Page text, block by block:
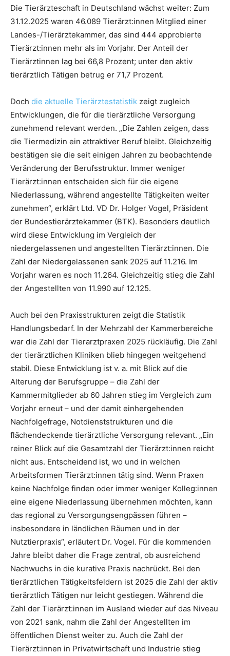
Die Tierärzteschaft in Deutschland wächst weiter: Zum
31.12.2025 waren 46.089 Tierärzt:innen Mitglied einer
Landes-/Tierärztekammer, das sind 444 approbierte
Tierärzt:innen mehr als im Vorjahr. Der Anteil der
Tierärztinnen lag bei 66,8 Prozent; unter den aktiv
tierärztlich Tätigen betrug er 71,7 Prozent.
Doch die aktuelle Tierärztestatistik zeigt zugleich
Entwicklungen, die für die tierärztliche Versorgung
zunehmend relevant werden. „Die Zahlen zeigen, dass
die Tiermedizin ein attraktiver Beruf bleibt. Gleichzeitig
bestätigen sie die seit einigen Jahren zu beobachtende
Veränderung der Berufsstruktur. Immer weniger
Tierärzt:innen entscheiden sich für die eigene
Niederlassung, während angestellte Tätigkeiten weiter
zunehmen“, erklärt Ltd. VD Dr. Holger Vogel, Präsident
der Bundestierärztekammer (BTK). Besonders deutlich
wird diese Entwicklung im Vergleich der
niedergelassenen und angestellten Tierärzt:innen. Die
Zahl der Niedergelassenen sank 2025 auf 11.216. Im
Vorjahr waren es noch 11.264. Gleichzeitig stieg die Zahl
der Angestellten von 11.990 auf 12.125.
Auch bei den Praxisstrukturen zeigt die Statistik
Handlungsbedarf. In der Mehrzahl der Kammerbereiche
war die Zahl der Tierarztpraxen 2025 rückläufig. Die Zahl
der tierärztlichen Kliniken blieb hingegen weitgehend
stabil. Diese Entwicklung ist v. a. mit Blick auf die
Alterung der Berufsgruppe – die Zahl der
Kammermitglieder ab 60 Jahren stieg im Vergleich zum
Vorjahr erneut – und der damit einhergehenden
Nachfolgefrage, Notdienststrukturen und die
flächendeckende tierärztliche Versorgung relevant. „Ein
reiner Blick auf die Gesamtzahl der Tierärzt:innen reicht
nicht aus. Entscheidend ist, wo und in welchen
Arbeitsformen Tierärzt:innen tätig sind. Wenn Praxen
keine Nachfolge finden oder immer weniger Kolleg:innen
eine eigene Niederlassung übernehmen möchten, kann
das regional zu Versorgungsengpässen führen –
insbesondere in ländlichen Räumen und in der
Nutztierpraxis“, erläutert Dr. Vogel. Für die kommenden
Jahre bleibt daher die Frage zentral, ob ausreichend
Nachwuchs in die kurative Praxis nachrückt. Bei den
tierärztlichen Tätigkeitsfeldern ist 2025 die Zahl der aktiv
tierärztlich Tätigen nur leicht gestiegen. Während die
Zahl der Tierärzt:innen im Ausland wieder auf das Niveau
von 2021 sank, nahm die Zahl der Angestellten im
öffentlichen Dienst weiter zu. Auch die Zahl der
Tierärzt:innen in Privatwirtschaft und Industrie stieg